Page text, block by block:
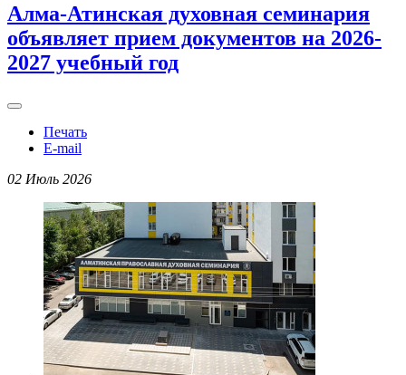
Алма-Атинская духовная семинария
объявляет прием документов на 2026-
2027 учебный год
Печать
E-mail
02 Июль 2026